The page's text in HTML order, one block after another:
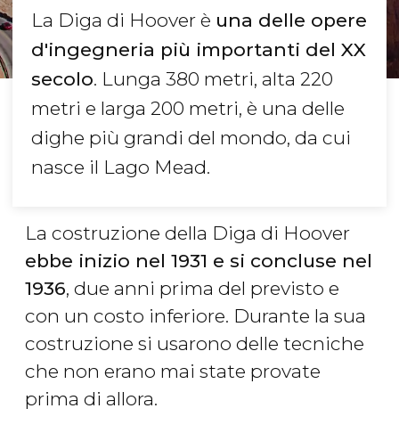
La Diga di Hoover è una delle opere
d'ingegneria più importanti del XX
secolo. Lunga 380 metri, alta 220
metri e larga 200 metri, è una delle
dighe più grandi del mondo, da cui
nasce il Lago Mead.
La costruzione della Diga di Hoover
ebbe inizio nel 1931 e si concluse nel
1936, due anni prima del previsto e
con un costo inferiore. Durante la sua
costruzione si usarono delle tecniche
che non erano mai state provate
prima di allora.